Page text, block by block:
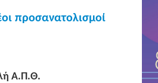
προσανατολισμοί
Α.Π.Θ.